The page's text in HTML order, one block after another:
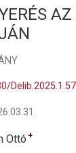
Delib.2025.1.57
Ottó +